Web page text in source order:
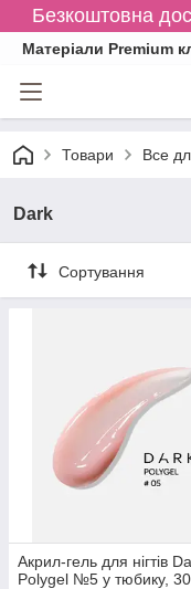
Безкоштовна
Матеріали Premium
Товари Все
Dark
Сортування
Aкрил-гель для нігтів
Polygel №5 у тюбику,